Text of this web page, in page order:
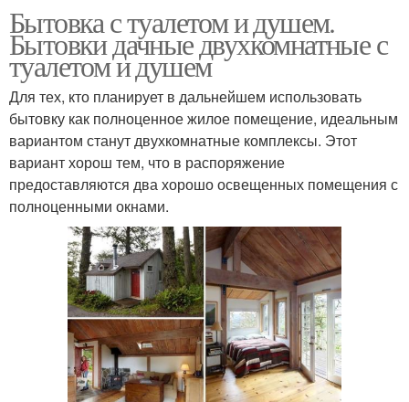
Бытовка с туалетом и душем.
Бытовки дачные двухкомнатные с
туалетом и душем
Для тех, кто планирует в дальнейшем использовать
бытовку как полноценное жилое помещение, идеальным
вариантом станут двухкомнатные комплексы. Этот
вариант хорош тем, что в распоряжение
предоставляются два хорошо освещенных помещения с
полноценными окнами.